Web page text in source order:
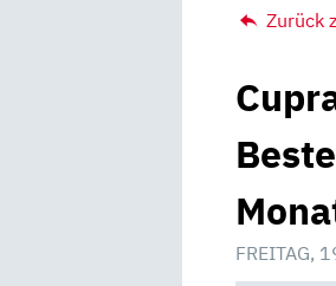
Zurück
FREITAG,